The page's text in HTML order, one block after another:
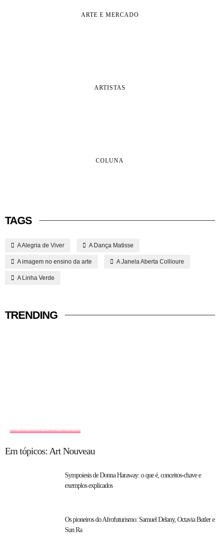
ARTE E MERCADO
ARTISTAS
COLUNA
TAGS
A Alegria de Viver A Dança Matisse
A imagem no ensino da arte A Janela Aberta Collioure
A Linha Verde
TRENDING
HISTÓRIA EM TÓPICOS
Em tópicos: Art Nouveau
Sympoiesis de Donna Haraway: o que é, conceitos-chave e
exemplos explicados
Os pioneiros do Afrofuturismo: Samuel Delany, Octavia Butler e
Sun Ra